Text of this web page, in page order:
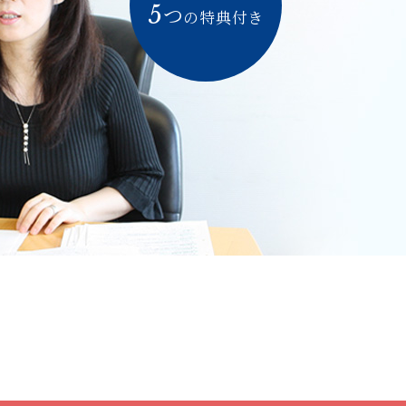
5つの特典付き